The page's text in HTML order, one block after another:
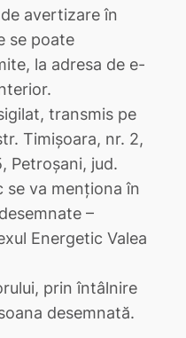
avertizare în
se poate
la adresa de e-
transmis pe
Timișoara, nr. 2,
Petroșani, jud.
se va menționa în
–
Energetic Valea
prin întâlnire
desemnată.